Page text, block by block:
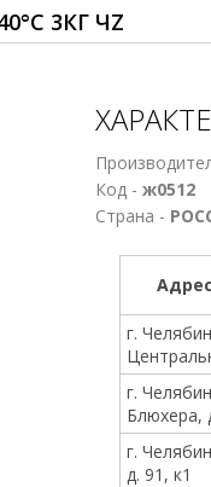
3КГ ЧZ
Код - ж0512
Страна -
г.
г.
Блюхера,
г.
д. 91, к1